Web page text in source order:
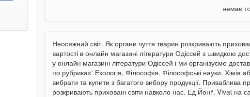
немає
Неосяжний світ. Як органи чуття тварин розкривають
вартості в онлайн магазині літератури Одіссей з швидкою
у онлайн магазині літератури Одіссей і ми організуємо
по рубриках: Екологія, Філософія. Філософські науки, Хімія
вибрати та купити з багатого вибору продукції. Приваблива
розкривають приховані світи навколо нас. Ед Йонґ. Vivat